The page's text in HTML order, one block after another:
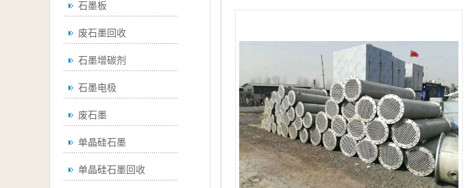
石墨板
废石墨回收
石墨增碳剂
石墨电极
废石墨
单晶硅石墨
单晶硅石墨回收